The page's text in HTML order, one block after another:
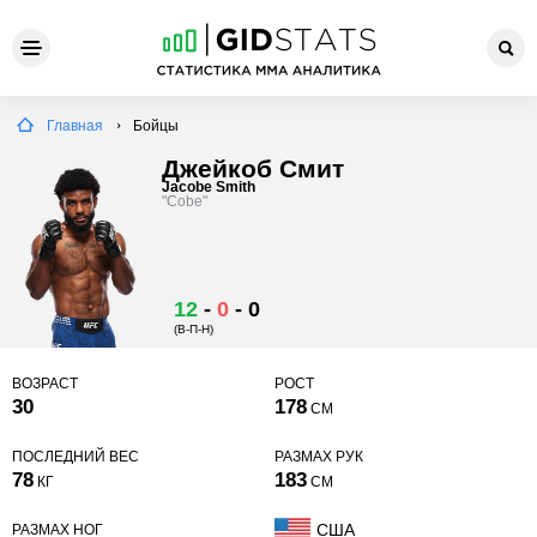
Главная Бойцы
Джейкоб Смит
Jacobe Smith
"Cobe"
12 - 0 - 0
(В-П-Н)
ВОЗРАСТ
30
РОСТ
178 СМ
ПОСЛЕДНИЙ ВЕС
78 КГ
РАЗМАХ РУК
183 СМ
РАЗМАХ НОГ США